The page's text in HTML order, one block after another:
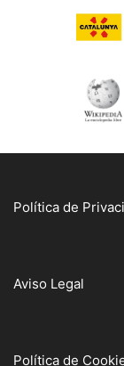
Política de
Aviso Legal
Política de